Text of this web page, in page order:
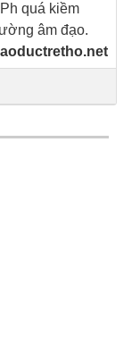
quá kiềm
âm đạo.